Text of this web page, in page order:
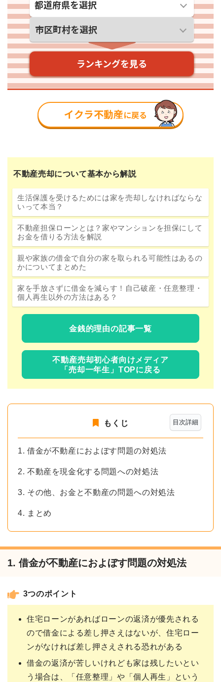
不動産売却について基本から解説
生活保護を受けるためには家を売却しなければならな
いって本当？
不動産担保ローンとは？家やマンションを担保にして
お金を借りる方法を解説
親や家族の借金で自分の家を取られる可能性はあるの
かについてまとめた
家を手放さずに借金を減らす！自己破産・任意整理・
個人再生以外の方法はある？
金銭的理由の記事一覧
不動産売却初心者向けメディア
「売却一年生」TOPに戻る
目次詳細
もくじ
1. 借金が不動産におよぼす問題の対処法
2. 不動産を現金化する問題への対処法
3. その他、お金と不動産の問題への対処法
4. まとめ
1. 借金が不動産におよぼす問題の対処法
3つのポイント
住宅ローンがあればローンの返済が優先される
ので借金による差し押さえはないが、住宅ロー
ンがなければ差し押さえされる恐れがある
借金の返済が苦しいけれども家は残したいとい
う場合は、「任意整理」や「個人再生」という